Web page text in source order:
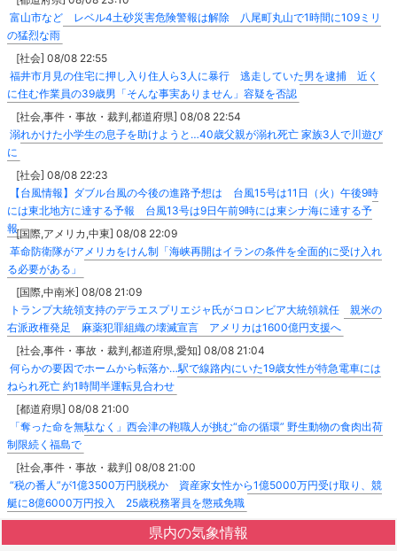
富山市など レベル4土砂災害危険警報は解除 八尾町丸山で1時間に109ミリ
の猛烈な雨
[社会] 08/08 22:55
福井市月見の住宅に押し入り住人ら3人に暴行 逃走していた男を逮捕 近く
に住む作業員の39歳男「そんな事実ありません」容疑を否認
[社会,事件・事故・裁判,都道府県] 08/08 22:54
溺れかけた小学生の息子を助けようと…40歳父親が溺れ死亡 家族3人で川遊び
に
[社会] 08/08 22:23
【台風情報】ダブル台風の今後の進路予想は 台風15号は11日（火）午後9時
には東北地方に達する予報 台風13号は9日午前9時には東シナ海に達する予
報[国際,アメリカ,中東] 08/08 22:09
革命防衛隊がアメリカをけん制「海峡再開はイランの条件を全面的に受け入れ
る必要がある」
[国際,中南米] 08/08 21:09
トランプ大統領支持のデラエスプリエジャ氏がコロンビア大統領就任 親米の
右派政権発足 麻薬犯罪組織の壊滅宣言 アメリカは1600億円支援へ
[社会,事件・事故・裁判,都道府県,愛知] 08/08 21:04
何らかの要因でホームから転落か…駅で線路内にいた19歳女性が特急電車には
ねられ死亡 約1時間半運転見合わせ
[都道府県] 08/08 21:00
「奪った命を無駄なく」西会津の鞄職人が挑む“命の循環” 野生動物の食肉出荷
制限続く福島で
[社会,事件・事故・裁判] 08/08 21:00
“税の番人”が1億3500万円脱税か 資産家女性から1億5000万円受け取り、競
艇に8億6000万円投入 25歳税務署員を懲戒免職
県内の気象情報